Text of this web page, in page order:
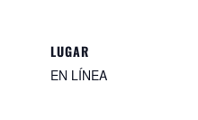
LUGAR
EN LÍNEA